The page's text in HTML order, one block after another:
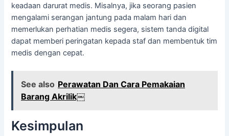
keadaan darurat medis. Misalnya, jika seorang pasien
mengalami serangan jantung pada malam hari dan
memerlukan perhatian medis segera, sistem tanda digital
dapat memberi peringatan kepada staf dan membentuk tim
medis dengan cepat.
See also Perawatan Dan Cara Pemakaian
Barang Akrilik￼
Kesimpulan